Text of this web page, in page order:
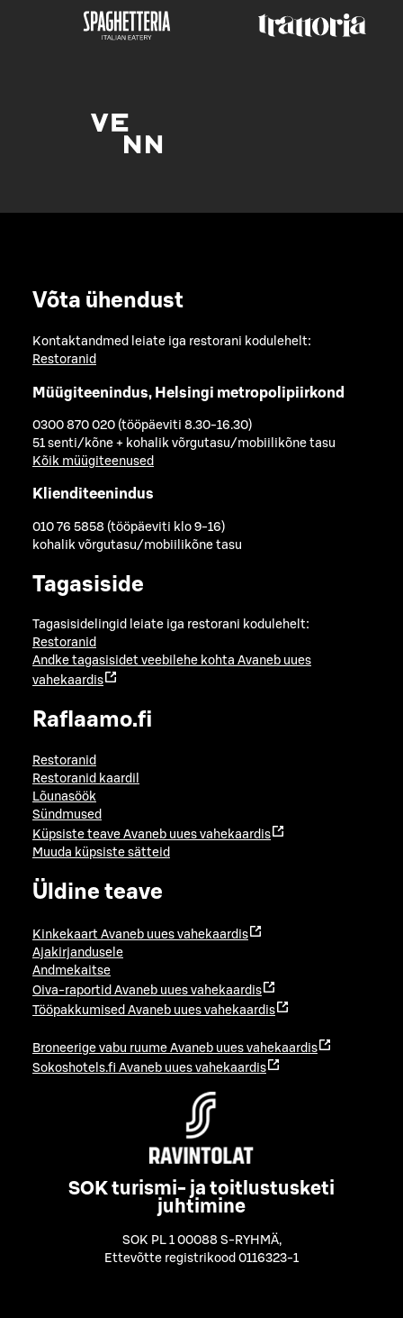
Võta ühendust
Kontaktandmed leiate iga restorani kodulehelt:
Restoranid
Müügiteenindus, Helsingi metropolipiirkond
0300 870 020 (tööpäeviti 8.30-16.30)
51 senti/kõne + kohalik võrgutasu/mobiilikõne tasu
Kõik müügiteenused
Klienditeenindus
010 76 5858 (tööpäeviti klo 9-16)
kohalik võrgutasu/mobiilikõne tasu
Tagasiside
Tagasisidelingid leiate iga restorani kodulehelt:
Restoranid
Andke tagasisidet veebilehe kohta Avaneb uues
vahekaardis
Raflaamo.fi
Restoranid
Restoranid kaardil
Lõunasöök
Sündmused
Küpsiste teave Avaneb uues vahekaardis
Muuda küpsiste sätteid
Üldine teave
Kinkekaart Avaneb uues vahekaardis
Ajakirjandusele
Andmekaitse
Oiva-raportid Avaneb uues vahekaardis
Tööpakkumised Avaneb uues vahekaardis
Broneerige vabu ruume Avaneb uues vahekaardis
Sokoshotels.fi Avaneb uues vahekaardis
SOK turismi- ja toitlustusketi
juhtimine
SOK PL 1 00088 S-RYHMÄ,
Ettevõtte registrikood 0116323-1